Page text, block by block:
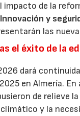
impacto de la
Innovación y
las
el éxito de la
dará
en Almería.
de relieve
y la